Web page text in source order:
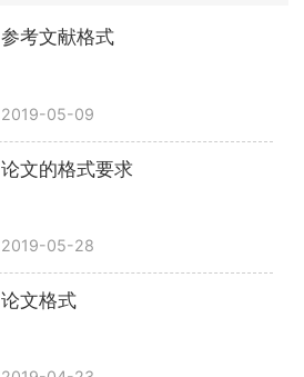
参考文献格式
2019-05-09
论文的格式要求
2019-05-28
论文格式